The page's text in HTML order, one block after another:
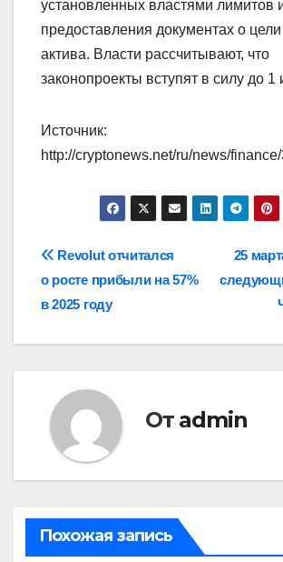
установленных властями лимитов
предоставления документах о цели
актива. Власти рассчитывают, что
законопроекты вступят в силу до 1
Источник:
http://cryptonews.net/ru/news/
Навигация
по
записям
25
Revolut отчитался
о росте прибыли на 57%
в 2025 году
От admin
Похожая запись